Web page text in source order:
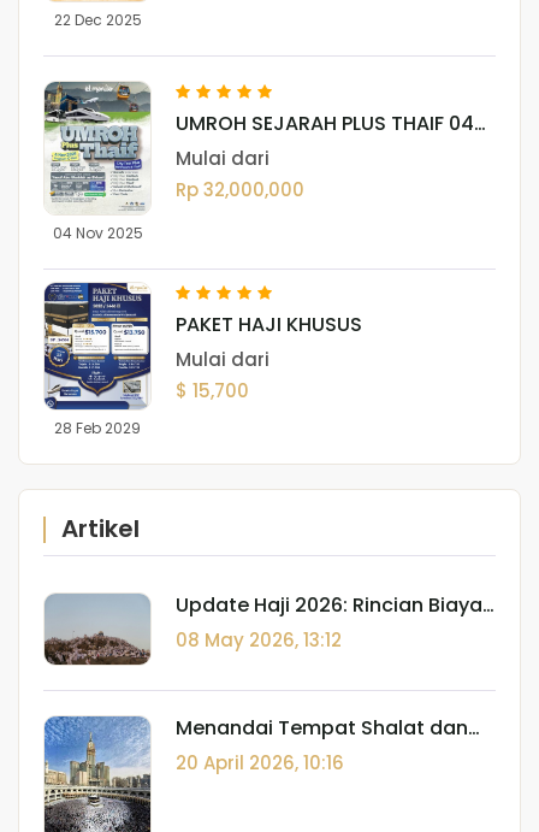
22 Dec 2025
04 Nov 2025
UMROH SEJARAH PLUS THAIF 04
NOVEMBER 2025
Mulai dari
Rp 32,000,000
28 Feb 2029
PAKET HAJI KHUSUS
Mulai dari
$ 15,700
Artikel
Update Haji 2026: Rincian Biaya,
Kuota Indonesia, dan Tips
Berangkat
08 May 2026, 13:12
Menandai Tempat Shalat dan
Batasan I'tikaf: Panduan Fiqh
Spasial di Tanah Suci
20 April 2026, 10:16